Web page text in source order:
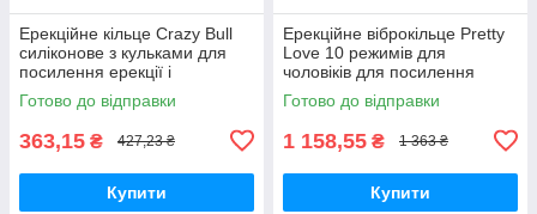
Ерекційне кільце Crazy Bull
силіконове з кульками для
посилення ерекції і
продовження статевого акту
Готово до відправки
363,15 ₴ 427,23 ₴
Купити
Ерекційне віброкільце Pretty
Love 10 режимів для
чоловіків для посилення
ерекції та задоволення
Готово до відправки
1 158,55 ₴ 1 363 ₴
Купити